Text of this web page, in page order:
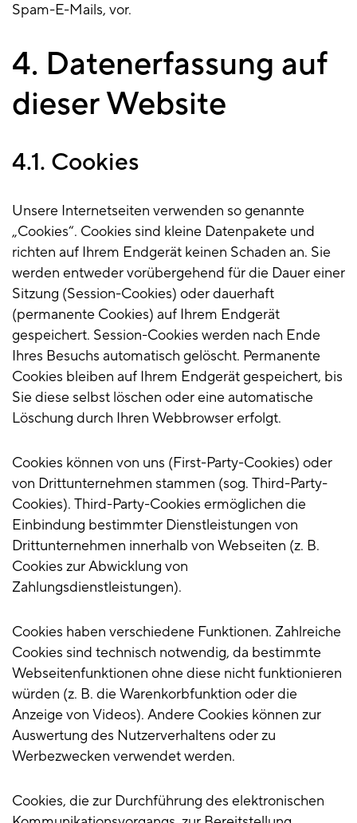
Spam-E-Mails, vor.
4. Datenerfassung auf
dieser Website
4.1. Cookies
Unsere Internetseiten verwenden so genannte
„Cookies“. Cookies sind kleine Datenpakete und
richten auf Ihrem Endgerät keinen Schaden an. Sie
werden entweder vorübergehend für die Dauer einer
Sitzung (Session-Cookies) oder dauerhaft
(permanente Cookies) auf Ihrem Endgerät
gespeichert. Session-Cookies werden nach Ende
Ihres Besuchs automatisch gelöscht. Permanente
Cookies bleiben auf Ihrem Endgerät gespeichert, bis
Sie diese selbst löschen oder eine automatische
Löschung durch Ihren Webbrowser erfolgt.
Cookies können von uns (First-Party-Cookies) oder
von Drittunternehmen stammen (sog. Third-Party-
Cookies). Third-Party-Cookies ermöglichen die
Einbindung bestimmter Dienstleistungen von
Drittunternehmen innerhalb von Webseiten (z. B.
Cookies zur Abwicklung von
Zahlungsdienstleistungen).
Cookies haben verschiedene Funktionen. Zahlreiche
Cookies sind technisch notwendig, da bestimmte
Webseitenfunktionen ohne diese nicht funktionieren
würden (z. B. die Warenkorbfunktion oder die
Anzeige von Videos). Andere Cookies können zur
Auswertung des Nutzerverhaltens oder zu
Werbezwecken verwendet werden.
Cookies, die zur Durchführung des elektronischen